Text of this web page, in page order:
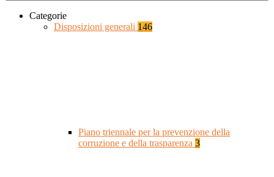
Categorie
Disposizioni generali 146
Piano triennale per la prevenzione della
corruzione e della trasparenza 3